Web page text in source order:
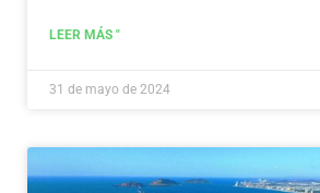
LEER MÁS "
31 de mayo de 2024